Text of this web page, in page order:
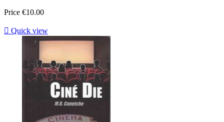
Price €10.00
 Quick view